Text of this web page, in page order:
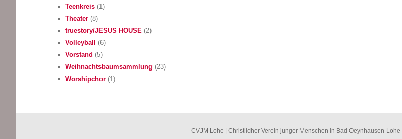
Teenkreis (1)
Theater (8)
truestory/JESUS HOUSE (2)
Volleyball
(6)
Vorstand (5)
Weihnachtsbaumsammlung (23)
Worshipchor (1)
CVJM Lohe | Christlicher Verein junger Menschen in Bad Oeynhausen-Lohe |